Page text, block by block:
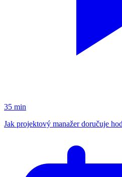
35 min
Jak projektový manažer doručuje